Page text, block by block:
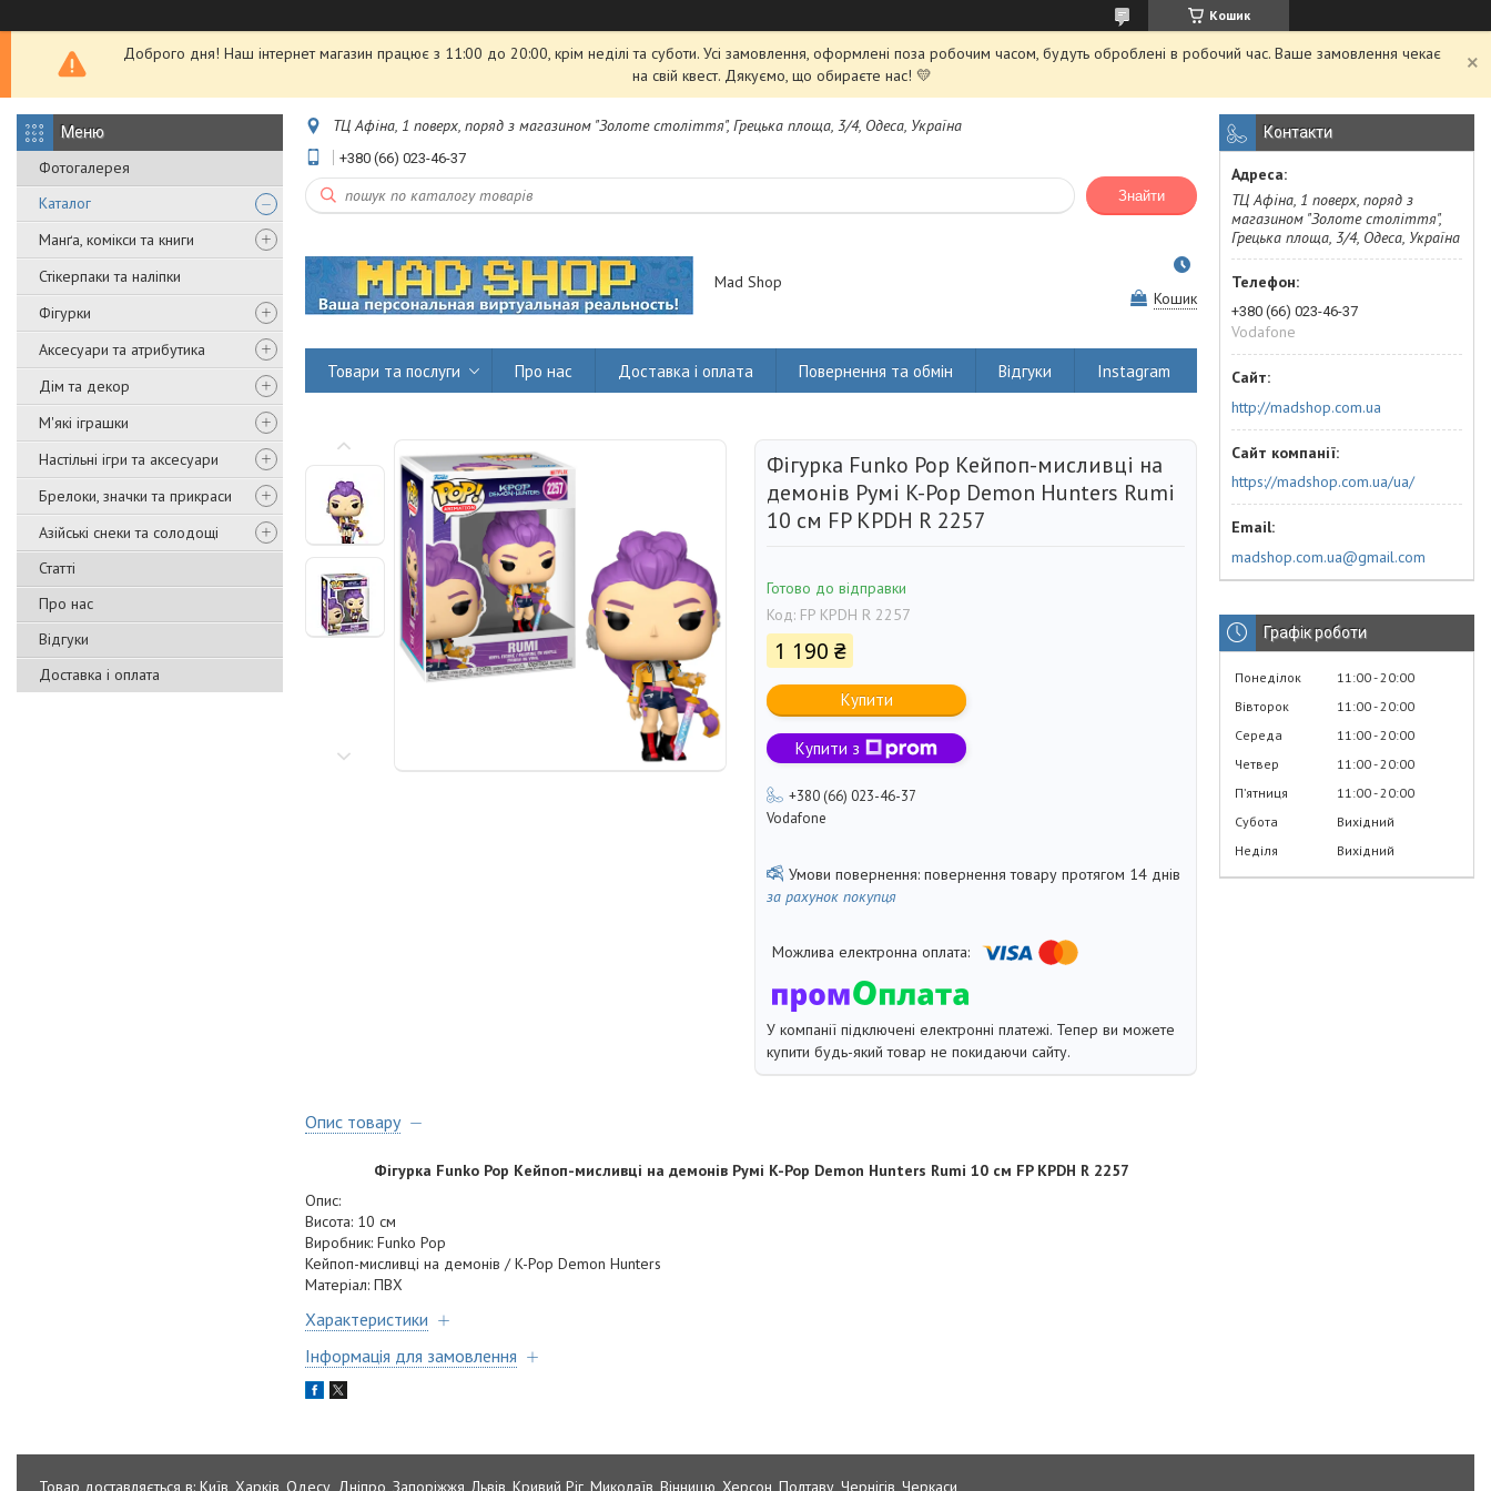
Кошик
Доброго дня! Наш інтернет магазин працює з 11:00 до 20:00, крім неділі та суботи. Усі замовлення, оформлені поза робочим часом, будуть оброблені в робочий час. Ваше замовлення чекає
на свій квест. Дякуємо, що обираєте нас! 💛
Фотогалерея
Каталог
Манґа, комікси та книги
Стікерпаки та наліпки
Фігурки
Аксесуари та атрибутика
Дім та декор
М'які іграшки
Настільні ігри та аксесуари
Брелоки, значки та прикраси
Азійські снеки та солодощі
Статті
Про нас
Відгуки
Доставка і оплата
ТЦ Афіна, 1 поверх, поряд з магазином "Золоте століття", Грецька площа, 3/4, Одеса, Україна
+380 (66) 023-46-37
Знайти
Mad Shop
Кошик
Товари та послуги Про нас Доставка і оплата Повернення та обмін Відгуки Instagram
Фігурка Funko Pop Кейпоп-мисливці на
демонів Румі K-Pop Demon Hunters Rumi
10 см FP KPDH R 2257
Готово до відправки
Код: FP KPDH R 2257
1 190 ₴
Купити
Купити з
+380 (66) 023-46-37
Vodafone
повернення товару протягом 14 днів
за рахунок покупця
У компанії підключені електронні платежі. Тепер ви можете
купити будь-який товар не покидаючи сайту.
Опис товару
Фігурка Funko Pop Кейпоп-мисливці на демонів Румі K-Pop Demon Hunters Rumi 10 см FP KPDH R 2257
Опис:
Висота: 10 см
Виробник: Funko Pop
Кейпоп-мисливці на демонів / K-Pop Demon Hunters
Матеріал: ПВХ
Характеристики
Інформація для замовлення
Контакти
ТЦ Афіна, 1 поверх, поряд з
магазином "Золоте століття",
Грецька площа, 3/4, Одеса, Україна
+380 (66) 023-46-37
Vodafone
http://madshop.com.ua
https://madshop.com.ua/ua/
madshop.com.ua@gmail.com
Графік роботи
Понеділок 11:00 20:00
Вівторок
11:00 20:00
Середа
11:00 20:00
Четвер
11:00 20:00
Пʼятниця
11:00 20:00
Субота
Вихідний
Неділя
Вихідний
Товар доставляється в: Київ, Харків, Одесу, Дніпро, Запоріжжя, Львів, Кривий Ріг, Миколаїв, Вінницю, Херсон, Полтаву, Чернігів, Черкаси